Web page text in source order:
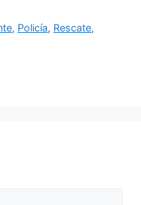
, Policía, Rescate,